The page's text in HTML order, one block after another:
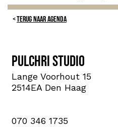
TERUG NAAR AGENDA
Pulchri Studio
Lange Voorhout 15
2514EA Den Haag
070 346 1735